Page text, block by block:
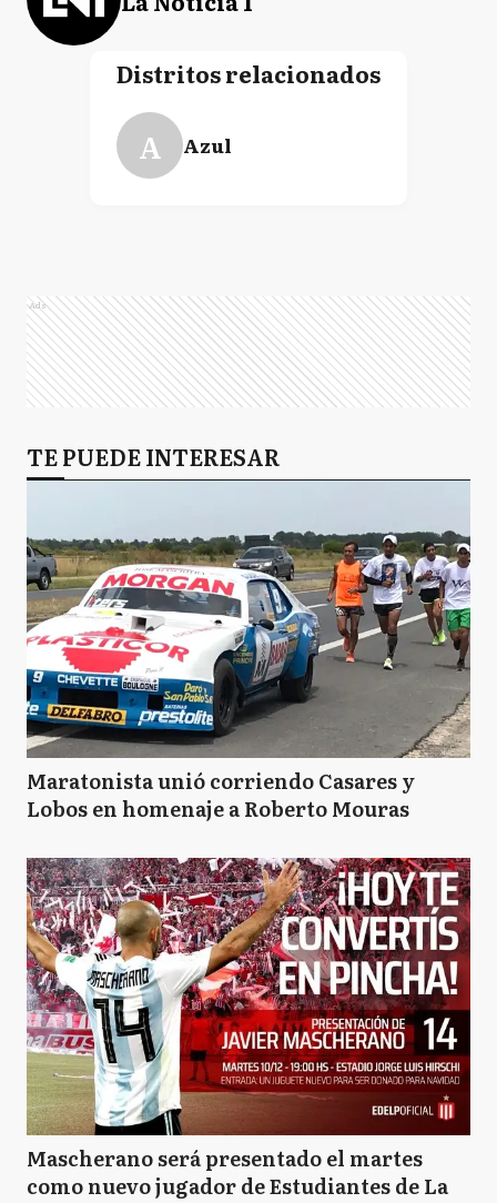
Distritos relacionados
A Azul
Ads
TE PUEDE INTERESAR
Maratonista unió corriendo Casares y
Lobos en homenaje a Roberto Mouras
Mascherano será presentado el martes
como nuevo jugador de Estudiantes de La